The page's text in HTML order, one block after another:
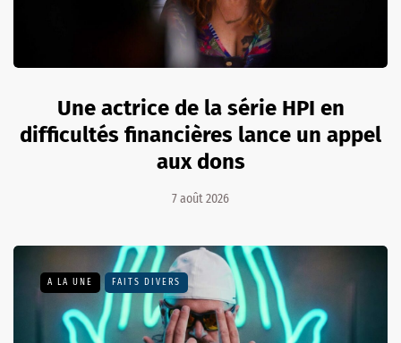
Une actrice de la série HPI en
difficultés financières lance un appel
aux dons
7 août 2026
A LA UNE FAITS DIVERS